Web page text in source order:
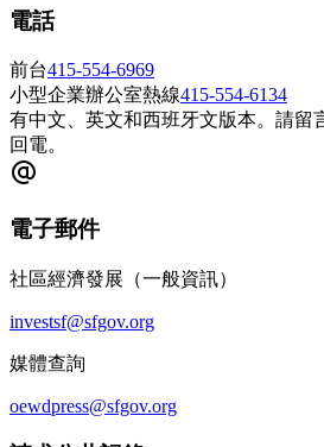
電話
前台415-554-6969
小型企業辦公室熱線415-554-6134
有中文、英文和西班牙文版本。請留
回電。
電子郵件
社區經濟發展（一般資訊）
investsf@sfgov.org
媒體查詢
oewdpress@sfgov.org